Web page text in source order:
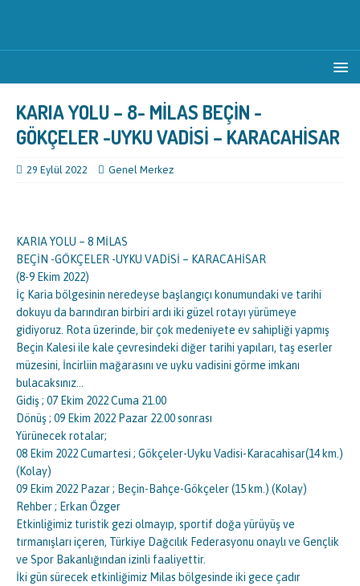
KARIA YOLU – 8- MİLAS BEÇİN -
GÖKÇELER -UYKU VADİSİ – KARACAHİSAR
29 Eylül 2022 Genel Merkez
KARIA YOLU – 8 MİLAS
BEÇİN -GÖKÇELER -UYKU VADİSİ – KARACAHİSAR
(8-9 Ekim 2022)
İç Karia bölgesinin neredeyse başlangıçı konumundaki ve tarihi
dokuyu da barındıran birbiri ardı iki güzel rotayı yürümeye
gidiyoruz. Rota üzerinde, bir çok medeniyete ev sahipliği yapmış
Beçin Kalesi ile kale çevresindeki diğer tarihi yapıları, taş eserler
müzesini, İncirliin mağarasını ve uyku vadisini görme imkanı
bulacaksınız…
Gidiş ; 07 Ekim 2022 Cuma 21.00
Dönüş ; 09 Ekim 2022 Pazar 22.00 sonrası
Yürünecek rotalar;
08 Ekim 2022 Cumartesi ; Gökçeler-Uyku Vadisi-Karacahisar(14 km.)
(Kolay)
09 Ekim 2022 Pazar ; Beçin-Bahçe-Gökçeler (15 km.) (Kolay)
Rehber ; Erkan Özger
Etkinliğimiz turistik gezi olmayıp, sportif doğa yürüyüş ve
tırmanışları içeren, Türkiye Dağcılık Federasyonu onaylı ve Gençlik
ve Spor Bakanlığından izinli faaliyettir.
İki gün sürecek etkinliğimiz Milas bölgesinde iki gece çadır